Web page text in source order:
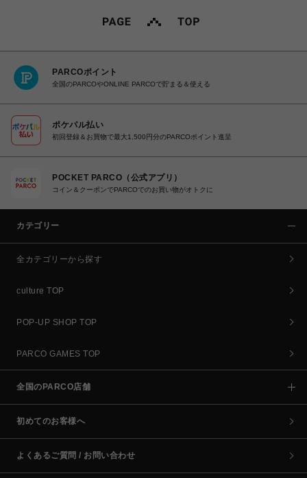
PARCOポイント
全国のPARCOやONLINE PARCOで貯まる＆使える
ポケパル払い
初回登録＆お買物で最大1,500円分のPARCOポイント進呈
POCKET PARCO（公式アプリ）
コイン＆クーポンでPARCOでのお買い物がオトクに
カテゴリー
全カテゴリーから探す
culture TOP
POP-UP SHOP TOP
PARCO GAMES TOP
全国のPARCO店舗
初めてのお客様へ
よくあるご質問 / お問い合わせ